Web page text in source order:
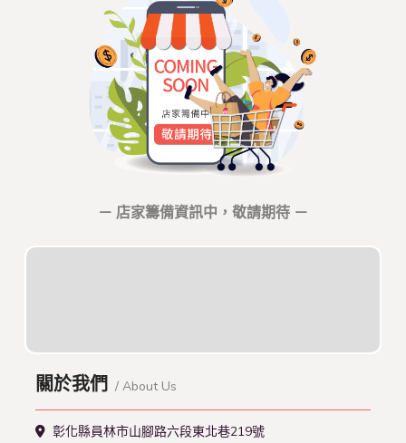
－ 店家籌備資訊中，敬請期待 －
關於我們 / About Us
彰化縣員林市山腳路六段東北巷219號